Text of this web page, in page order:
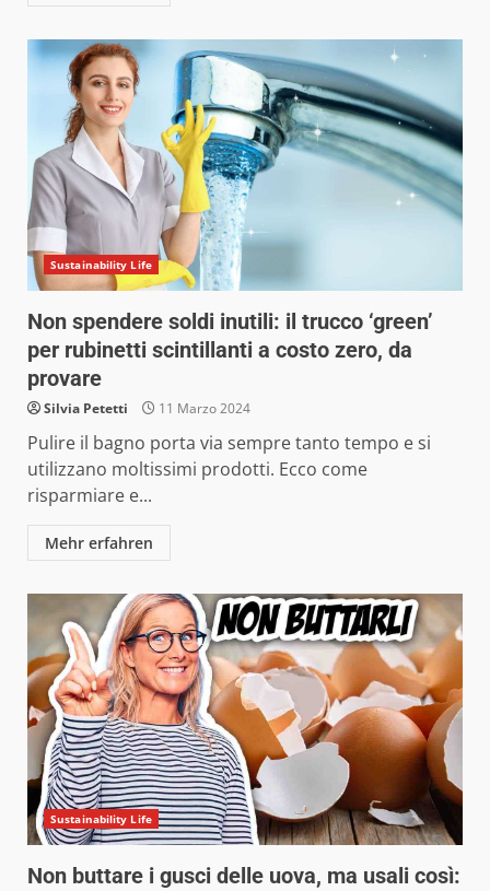
Sustainability Life
Non spendere soldi inutili: il trucco ‘green’
per rubinetti scintillanti a costo zero, da
provare
Silvia Petetti 11 Marzo 2024
Pulire il bagno porta via sempre tanto tempo e si
utilizzano moltissimi prodotti. Ecco come
risparmiare e...
Mehr erfahren
Sustainability Life
Non buttare i gusci delle uova, ma usali così: